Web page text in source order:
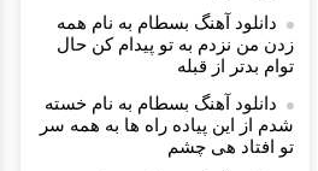
دانلود آهنگ بسطام به نام همه
زدن من نزدم به تو پیدام کن حال
توام بدتر از قبله
دانلود آهنگ بسطام به نام خسته
شدم از این پیاده راه ها به همه سر
تو افتاد هی چشم